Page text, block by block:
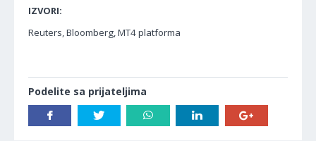
IZVORI:
Reuters, Bloomberg, MT4 platforma
Podelite sa prijateljima